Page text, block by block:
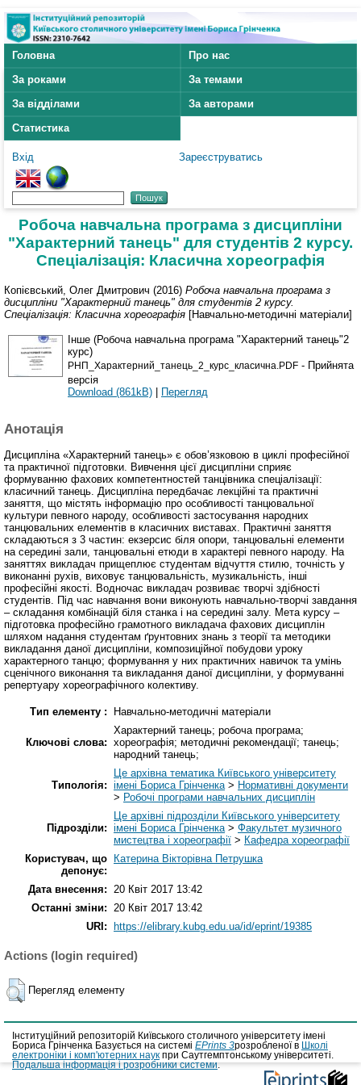
Головна
Про нас
За роками
За темами
За відділами
За авторами
Статистика
Вхід Зареєструватись
Робоча навчальна програма з дисципліни
"Характерний танець" для студентів 2 курсу.
Спеціалізація: Класична хореографія
Копієвський, Олег Дмитрович (2016) Робоча навчальна програма з
дисципліни "Характерний танець" для студентів 2 курсу.
Спеціалізація: Класична хореографія [Навчально-методичні матеріали]
Інше (Робоча навчальна програма "Характерний танець"2
курс)
РНП_Характерний_танець_2_курс_класична.PDF - Прийнята
версія
Download (861kB) | Перегляд
Анотація
Дисципліна «Характерний танець» є обов’язковою в циклі професійної
та практичної підготовки. Вивчення цієї дисципліни сприяє
формуванню фахових компетентностей танцівника спеціалізації:
класичний танець. Дисципліна передбачає лекційні та практичні
заняття, що містять інформацію про особливості танцювальної
культури певного народу, особливості застосування народних
танцювальних елементів в класичних виставах. Практичні заняття
складаються з 3 частин: екзерсис біля опори, танцювальні елементи
на середині зали, танцювальні етюди в характері певного народу. На
заняттях викладач прищеплює студентам відчуття стилю, точність у
виконанні рухів, виховує танцювальність, музикальність, інші
професійні якості. Водночас викладач розвиває творчі здібності
студентів. Під час навчання вони виконують навчально-творчі завдання
– складання комбінацій біля станка і на середині залу. Мета курсу –
підготовка професійно грамотного викладача фахових дисциплін
шляхом надання студентам ґрунтовних знань з теорії та методики
викладання даної дисципліни, композиційної побудови уроку
характерного танцю; формування у них практичних навичок та умінь
сценічного виконання та викладання даної дисципліни, у формуванні
репертуару хореографічного колективу.
Тип елементу : Навчально-методичні матеріали
Ключові слова:
Характерний танець; робоча програма;
хореографія; методичні рекомендації; танець;
народний танець;
Типологія:
Це архівна тематика Київського університету
імені Бориса Грінченка> Нормативні документи
> Робочі програми навчальних дисциплін
Підрозділи:
Це архівні підрозділи Київського університету
імені Бориса Грінченка> Факультет музичного
мистецтва і хореографії > Кафедра хореографії
Користувач, що
депонує:
Катерина Вікторівна Петрушка
Дата внесення: 20 Квіт 2017 13:42
Останні зміни: 20 Квіт 2017 13:42
URI:
https://elibrary.kubg.edu.ua/id/eprint/19385
Actions (login required)
Перегляд елементу
Інституційний репозиторій Київського столичного університету імені
Бориса Грінченка Базується на системі EPrints 3розробленої в
Школі
електроніки і комп'ютерних наук при Саутгемптонському університеті.
Подальша інформація і розробники системи.